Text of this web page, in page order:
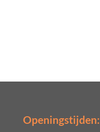
Openingstijden: